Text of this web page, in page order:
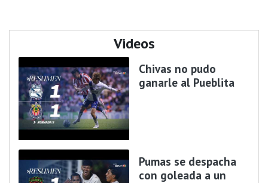
Videos
Chivas no pudo
ganarle al Pueblita
Pumas se despacha
con goleada a un